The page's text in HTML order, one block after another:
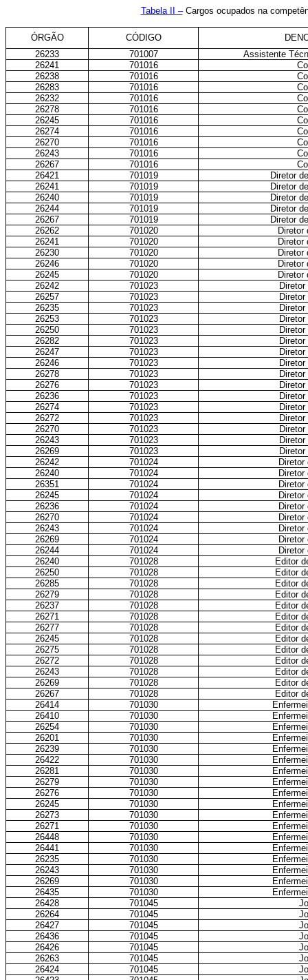
Tabela II –Cargos ocupados na
ÓRGÃO CÓDIGO
26233
701007
Assistente
26241
701016
26238
701016
26283
701016
26232
701016
26278
701016
26245
701016
26274
701016
26270
701016
26243
701016
26267
701016
26421
701019
Diretor
26241
701019
Diretor
26240
701019
Diretor
26244
701019
Diretor
26267
701019
Diretor
26262
701020
Diretor
26241
701020
Diretor
26230
701020
Diretor
26246
701020
Diretor
26245
701020
Diretor
26242
701023
26257
701023
26235
701023
26253
701023
26250
701023
26282
701023
26247
701023
26246
701023
26278
701023
26276
701023
26236
701023
26274
701023
26272
701023
26270
701023
26243
701023
26269
701023
26242
701024
Diretor
26240
701024
Diretor
26351
701024
Diretor
26245
701024
Diretor
26236
701024
Diretor
26270
701024
Diretor
26243
701024
Diretor
26269
701024
Diretor
26244
701024
Diretor
26240
701028
Editor
26250
701028
Editor
26285
701028
Editor
26279
701028
Editor
26237
701028
Editor
26271
701028
Editor
26277
701028
Editor
26245
701028
Editor
26275
701028
Editor
26272
701028
Editor
26243
701028
Editor
26269
701028
Editor
26267
701028
Editor
26414
701030
26410
701030
26254
701030
26201
701030
26239
701030
26422
701030
26281
701030
26279
701030
26276
701030
26245
701030
26273
701030
26271
701030
26448
701030
26441
701030
26235
701030
26243
701030
26269
701030
26435
701030
26428
701045
26264
701045
26427
701045
26436
701045
26426
701045
26263
701045
26424
701045